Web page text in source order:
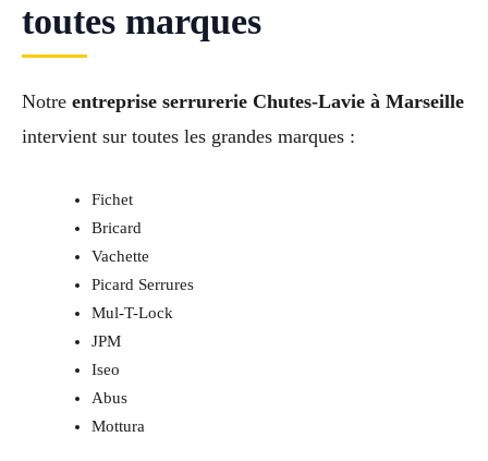
toutes marques
Notre entreprise serrurerie Chutes-Lavie à Marseille
intervient sur toutes les grandes marques :
Fichet
Bricard
Vachette
Picard Serrures
Mul-T-Lock
JPM
Iseo
Abus
Mottura